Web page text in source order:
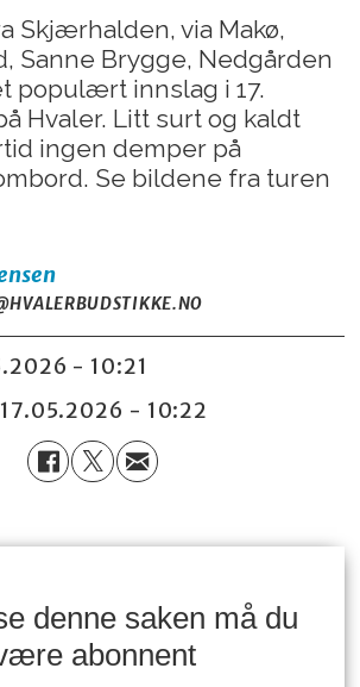
Skjærhalden, via Makø,
Sanne Brygge, Nedgården
populært innslag i 17.
Hvaler. Litt surt og kaldt
ingen demper på
Se bildene fra turen
- 10:21
17.05.2026 - 10:22
denne saken må du
abonnent